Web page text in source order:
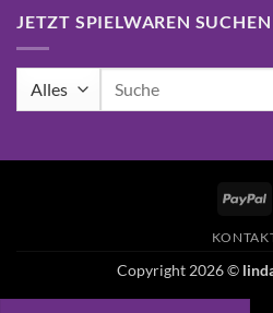
JETZT SPIELWAREN SUCHEN
Copyright 2026 ©